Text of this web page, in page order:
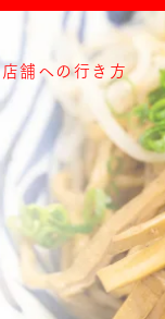
店舗への行き方